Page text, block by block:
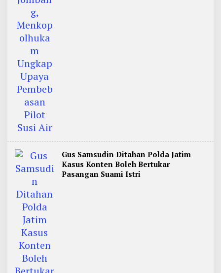
Gus Samsudin Ditahan Polda Jatim
Kasus Konten Boleh Bertukar
Pasangan Suami Istri